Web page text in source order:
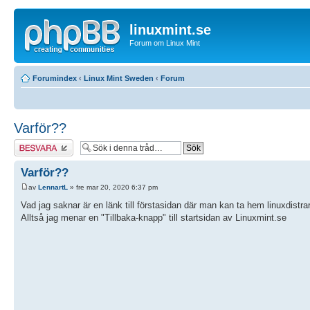
linuxmint.se
Forum om Linux Mint
Forumindex ‹ Linux Mint Sweden ‹ Forum
Varför??
Besvara
Varför??
av LennartL » fre mar 20, 2020 6:37 pm
Vad jag saknar är en länk till förstasidan där man kan ta hem
Alltså jag menar en "Tillbaka-knapp" till startsidan av Linuxmint.se